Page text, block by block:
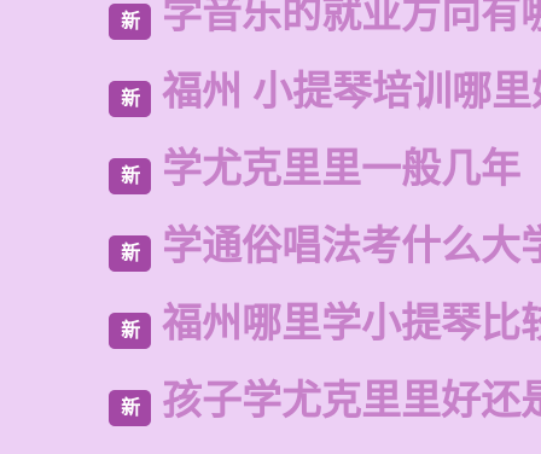
新 学音乐的就业方向有
新 福州 小提琴培训哪
新 学尤克里里一般几年
新 学通俗唱法考什么大
新 福州哪里学小提琴比
新 孩子学尤克里里好还